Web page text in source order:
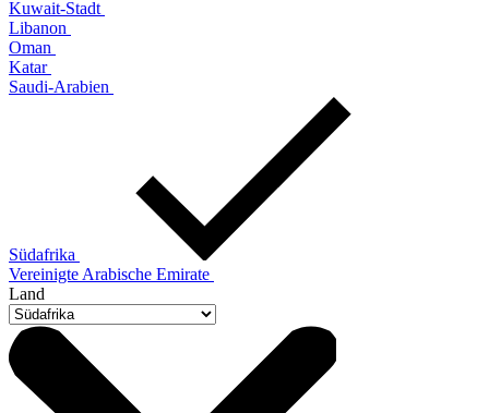
Kuwait-Stadt
Libanon
Oman
Katar
Saudi-Arabien
Südafrika
Vereinigte Arabische Emirate
Land